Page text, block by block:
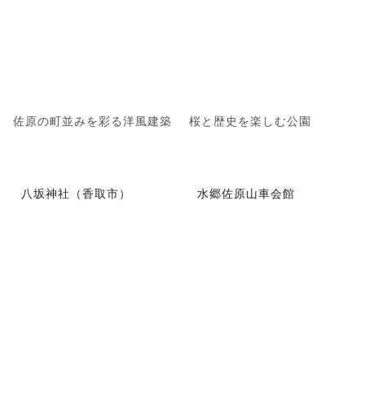
佐原の町並みを彩る洋風建築 桜と歴史を楽しむ公園
八坂神社（香取市） 水郷佐原山車会館